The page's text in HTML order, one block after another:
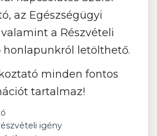
az Egészségügyi
a Részvételi
letölthető.
minden fontos
tartalmaz!
igény